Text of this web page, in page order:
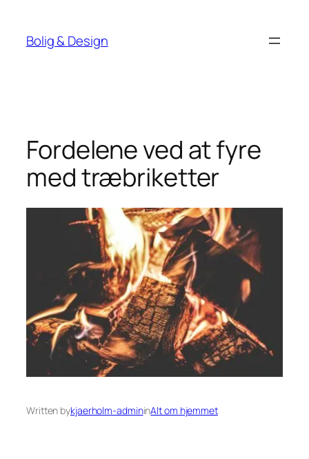
indhold
Bolig & Design
Fordelene ved at fyre
med træbriketter
Written bykjaerholm-admininAlt om hjemmet